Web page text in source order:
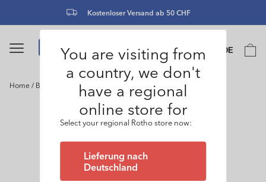
Inhalt
Kostenloser Versand ab 50 CHF
Sprache
DE
0
Home/ Box Lady Shoe 5 l CLEAR
You are visiting from
a country, we don't
have a regional
online store for
Select your regional Rotho store now:
Lieferung nach
Deutschland